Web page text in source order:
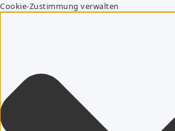
Cookie-Zustimmung verwalten